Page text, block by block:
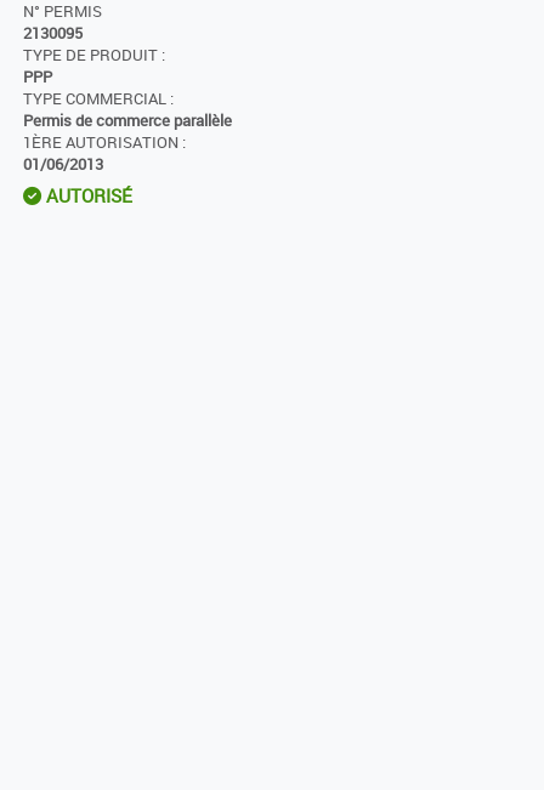
N° PERMIS
2130095
TYPE DE PRODUIT :
PPP
TYPE COMMERCIAL :
Permis de commerce parallèle
1ÈRE AUTORISATION :
01/06/2013
AUTORISÉ